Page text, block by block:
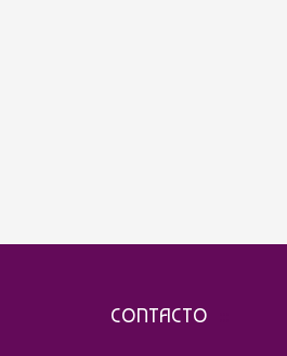
CONTACTO